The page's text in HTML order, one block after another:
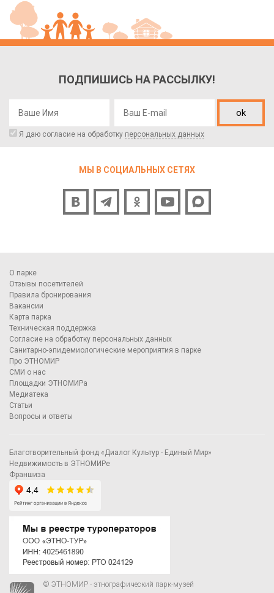
ПОДПИШИСЬ НА РАССЫЛКУ!
ok
Я даю согласие на обработку персональных данных
МЫ В СОЦИАЛЬНЫХ СЕТЯХ
О парке
Отзывы посетителей
Правила бронирования
Вакансии
Карта парка
Техническая поддержка
Согласие на обработку персональных данных
Санитарно-эпидемиологические мероприятия в парке
Про ЭТНОМИР
СМИ о нас
Площадки ЭТНОМИРа
Медиатека
Статьи
Вопросы и ответы
Благотворительный фонд «Диалог Культур - Единый Мир»
Недвижимость в ЭТНОМИРе
Франшиза
© ЭТНОМИР - этнографический парк-музей